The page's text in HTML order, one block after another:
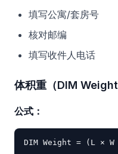
填写公寓/套房号
核对邮编
填写收件人电话
体积重（DIM
公式：
DIM Weight = (L ×